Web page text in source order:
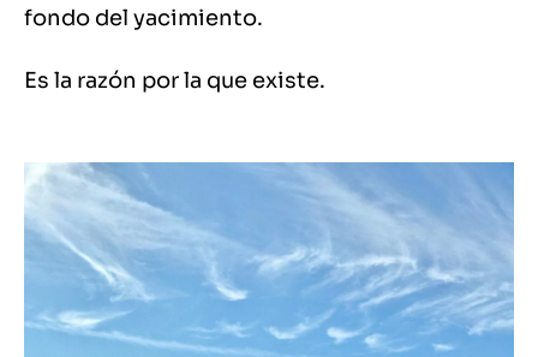
fondo del yacimiento.
Es la razón por la que existe.